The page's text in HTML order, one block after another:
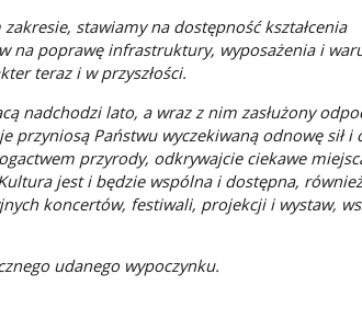
stawiamy na dostępność kształcenia
na poprawę infrastruktury, wyposażenia i
teraz i w przyszłości.
nadchodzi lato, a wraz z nim zasłużony
przyniosą Państwu wyczekiwaną odnowę sił i
przyrody, odkrywajcie ciekawe
jest i będzie wspólna i dostępna,
koncertów, festiwali, projekcji i wystaw,
udanego wypoczynku.